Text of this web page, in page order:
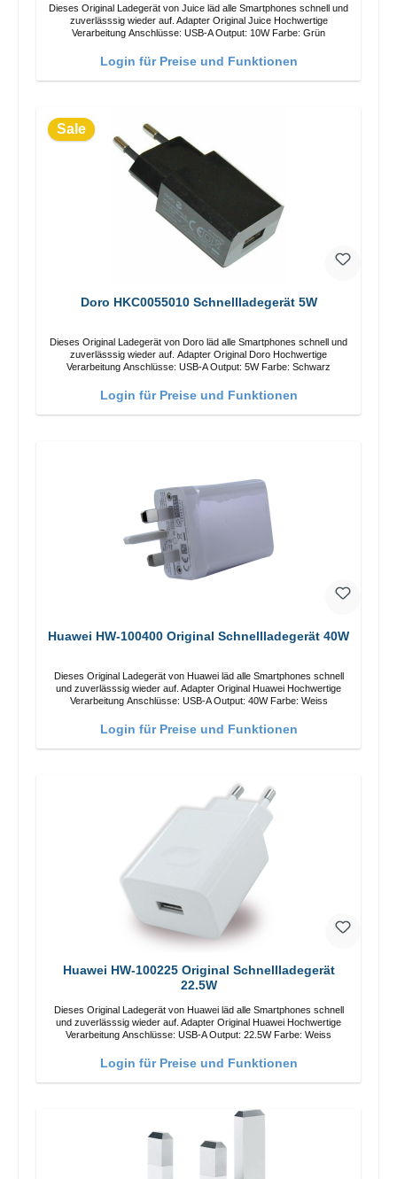
Dieses Original Ladegerät von Juice läd alle Smartphones schnell und
zuverlässsig wieder auf. Adapter Original Juice Hochwertige
Verarbeitung Anschlüsse: USB-A Output: 10W Farbe: Grün
Login für Preise und Funktionen
Sale
Doro HKC0055010 Schnellladegerät 5W
Dieses Original Ladegerät von Doro läd alle Smartphones schnell und
zuverlässsig wieder auf. Adapter Original Doro Hochwertige
Verarbeitung Anschlüsse: USB-A Output: 5W Farbe: Schwarz
Login für Preise und Funktionen
Huawei HW-100400 Original Schnellladegerät 40W
Dieses Original Ladegerät von Huawei läd alle Smartphones schnell
und zuverlässsig wieder auf. Adapter Original Huawei Hochwertige
Verarbeitung Anschlüsse: USB-A Output: 40W Farbe: Weiss
Login für Preise und Funktionen
Huawei HW-100225 Original Schnellladegerät
22.5W
Dieses Original Ladegerät von Huawei läd alle Smartphones schnell
und zuverlässsig wieder auf. Adapter Original Huawei Hochwertige
Verarbeitung Anschlüsse: USB-A Output: 22.5W Farbe: Weiss
Login für Preise und Funktionen